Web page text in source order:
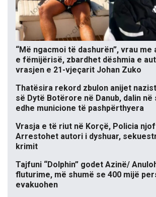
“Më ngacmoi të dashurën”, vrau me
e fëmijërisë, zbardhet dëshmia e
vrasjen e 21-vjeçarit Johan Zuko
Thatësira rekord zbulon anijet
së Dytë Botërore në Danub, dalin
edhe municione të pashpërthyera
Vrasja e të riut në Korçë, Policia
Arrestohet autori i dyshuar,
krimit
Tajfuni “Dolphin” godet Azinë/
fluturime, më shumë se 400 mijë
evakuohen